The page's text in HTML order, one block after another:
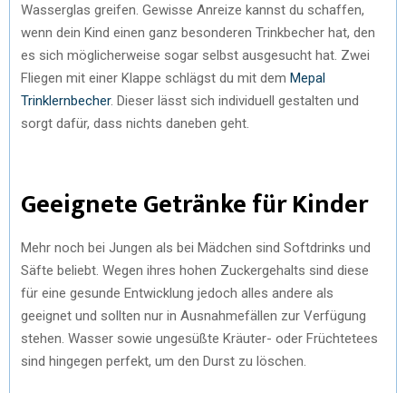
Wasserglas greifen. Gewisse Anreize kannst du schaffen,
wenn dein Kind einen ganz besonderen Trinkbecher hat, den
es sich möglicherweise sogar selbst ausgesucht hat. Zwei
Fliegen mit einer Klappe schlägst du mit dem Mepal
Trinklernbecher. Dieser lässt sich individuell gestalten und
sorgt dafür, dass nichts daneben geht.
Geeignete Getränke für Kinder
Mehr noch bei Jungen als bei Mädchen sind Softdrinks und
Säfte beliebt. Wegen ihres hohen Zuckergehalts sind diese
für eine gesunde Entwicklung jedoch alles andere als
geeignet und sollten nur in Ausnahmefällen zur Verfügung
stehen. Wasser sowie ungesüßte Kräuter- oder Früchtetees
sind hingegen perfekt, um den Durst zu löschen.